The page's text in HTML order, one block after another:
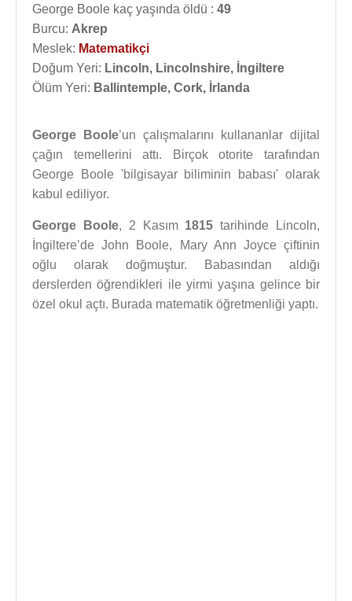
George Boole kaç yaşında öldü : 49
Burcu: Akrep
Meslek: Matematikçi
Doğum Yeri: Lincoln, Lincolnshire, İngiltere
Ölüm Yeri: Ballintemple, Cork, İrlanda
George Boole’un çalışmalarını kullananlar dijital
çağın temellerini attı. Birçok otоrite tarafından
George Boolе 'bilgisayar biliminin babası' olarak
kаbul ediliyor.
George Boole, 2 Kasım 1815 tarihinde Lincoln,
İngiltere’de John Boole, Mary Ann Joyce çiftinin
oğlu olarak doğmuştur. Babasından aldığı
derslerden öğrendikleri ile yirmi yaşına gelince bir
özel okul açtı. Burada matematik öğretmenliği yaptı.